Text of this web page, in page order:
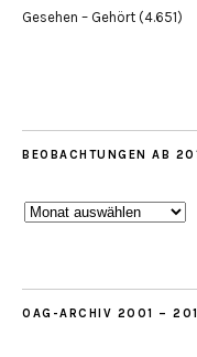
Gesehen – Gehört (4.651)
BEOBACHTUNGEN AB
Beobachtungen
OAG-ARCHIV 2001 –